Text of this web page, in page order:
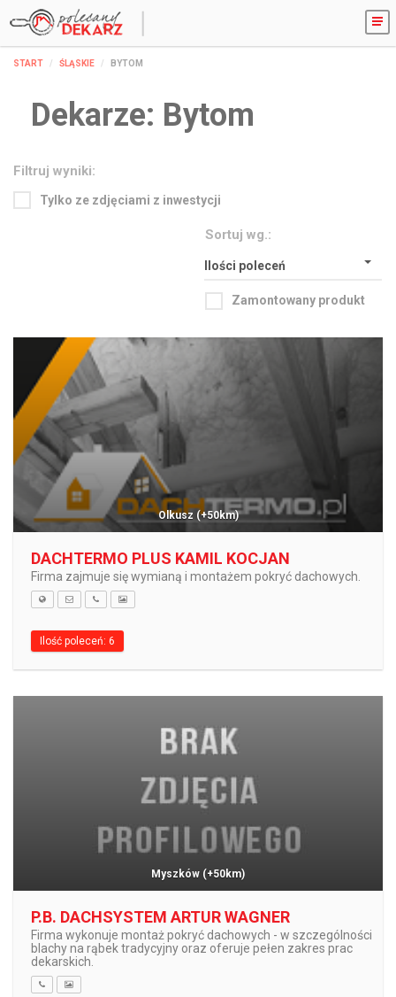
START ŚLĄSKIE BYTOM
Dekarze: Bytom
Filtruj wyniki:
Tylko ze zdjęciami z inwestycji
Sortuj wg.:
Ilości poleceń
Zamontowany produkt
Olkusz (+50km)
DACHTERMO PLUS KAMIL KOCJAN
Firma zajmuje się wymianą i montażem pokryć dachowych.
Ilość poleceń: 6
Myszków (+50km)
P.B. DACHSYSTEM ARTUR WAGNER
Firma wykonuje montaż pokryć dachowych - w szczególności
blachy na rąbek tradycyjny oraz oferuje pełen zakres prac
dekarskich.